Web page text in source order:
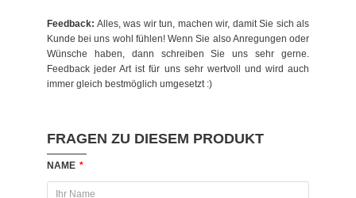
FRAGEN ZU DIESEM PRODUKT
NAME *
Feedback: Alles, was wir tun, machen wir, damit Sie sich als
Kunde bei uns wohl fühlen! Wenn Sie also Anregungen oder
Wünsche haben, dann schreiben Sie uns sehr gerne.
Feedback jeder Art ist für uns sehr wertvoll und wird auch
immer gleich bestmöglich umgesetzt :)